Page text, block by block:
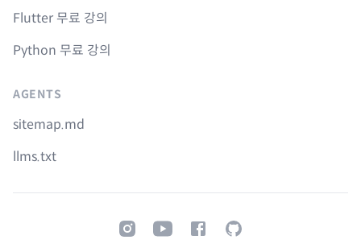
Flutter 무료 강의
Python 무료 강의
AGENTS
sitemap.md
llms.txt
InstagramYoutubeFacebookGitHub